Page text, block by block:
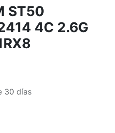
ST50
4C 2.6G
30 días